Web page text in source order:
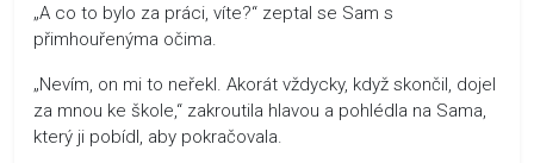
„A co to bylo za práci, víte?“ zeptal se Sam s
přimhouřenýma očima.
„Nevím, on mi to neřekl. Akorát vždycky, když skončil, dojel
za mnou ke škole,“ zakroutila hlavou a pohlédla na Sama,
který ji pobídl, aby pokračovala.